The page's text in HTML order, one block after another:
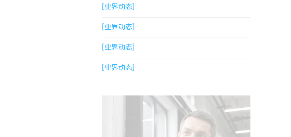
[业界动态]
[业界动态]
[业界动态]
[业界动态]